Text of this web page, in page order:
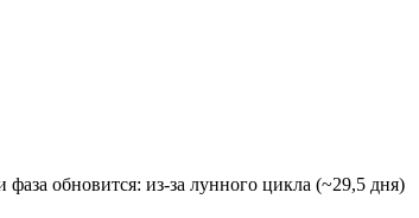
обновится: из-за лунного цикла (~29,5 дня)